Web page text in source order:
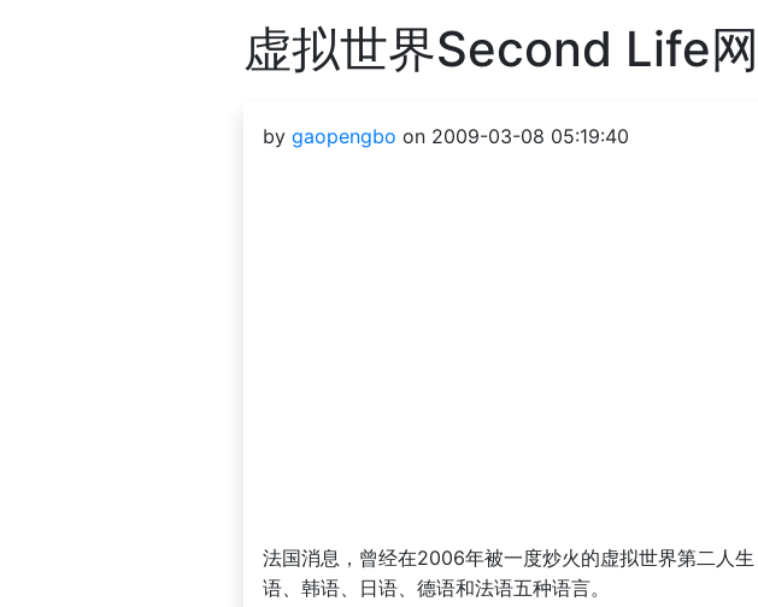
虚拟世界Second Life
by gaopengbo on 2009-03-08 05:19:40
法国消息，曾经在2006年被一度炒火的虚拟世界第二人
语、韩语、日语、德语和法语五种语言。